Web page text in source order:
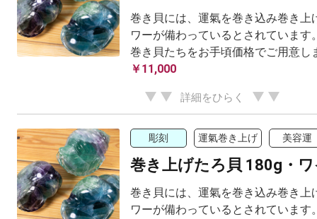
巻き貝には、運氣を巻き込み巻き上
ワーが備わっているとされています
巻き貝たちをお手頃価格でご用意し
￥11,000
詳細をひらく
彫刻 運氣巻き上げ 美容運
巻き上げたろ貝 180g・
巻き貝には、運氣を巻き込み巻き上
ワーが備わっているとされています